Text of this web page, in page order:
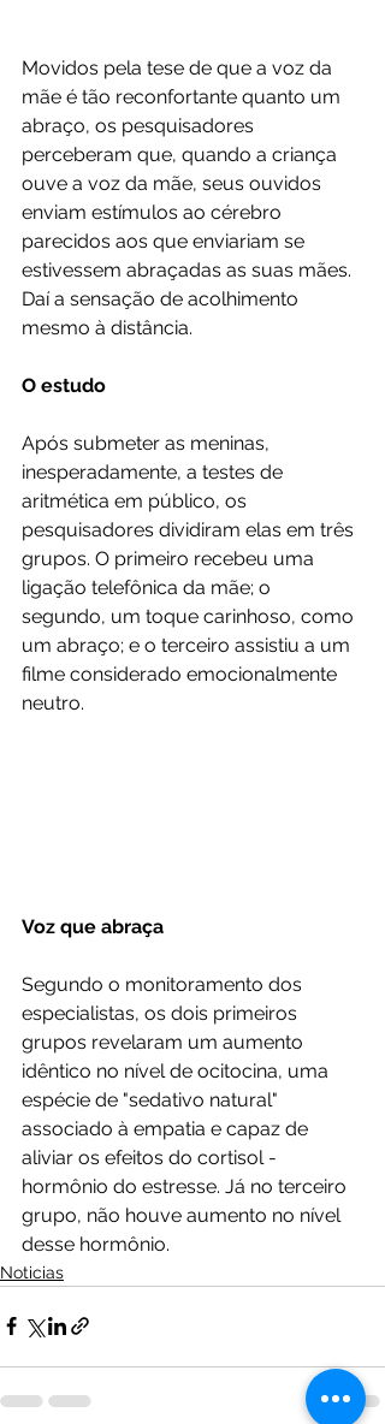
Movidos pela tese de que a voz da
mãe é tão reconfortante quanto um
abraço, os pesquisadores
perceberam que, quando a criança
ouve a voz da mãe, seus ouvidos
enviam estímulos ao cérebro
parecidos aos que enviariam se
estivessem abraçadas as suas mães.
Daí a sensação de acolhimento
mesmo à distância.
O estudo
Após submeter as meninas,
inesperadamente, a testes de
aritmética em público, os
pesquisadores dividiram elas em três
grupos. O primeiro recebeu uma
ligação telefônica da mãe; o
segundo, um toque carinhoso, como
um abraço; e o terceiro assistiu a um
filme considerado emocionalmente
neutro.
Voz que abraça
Segundo o monitoramento dos
especialistas, os dois primeiros
grupos revelaram um aumento
idêntico no nível de ocitocina, uma
espécie de "sedativo natural"
associado à empatia e capaz de
aliviar os efeitos do cortisol -
hormônio do estresse. Já no terceiro
grupo, não houve aumento no nível
desse hormônio.
Noticias